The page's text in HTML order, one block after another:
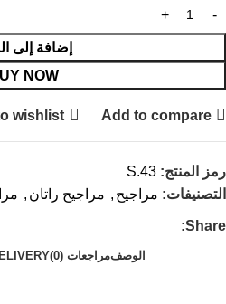
إضافة إلى
NOW
Add to compare
wishlist
رمز المنتج: S.43
التصنيفات: مراجيح , مراجيح راتان ,
Share:
الوصفمراجعات (0)